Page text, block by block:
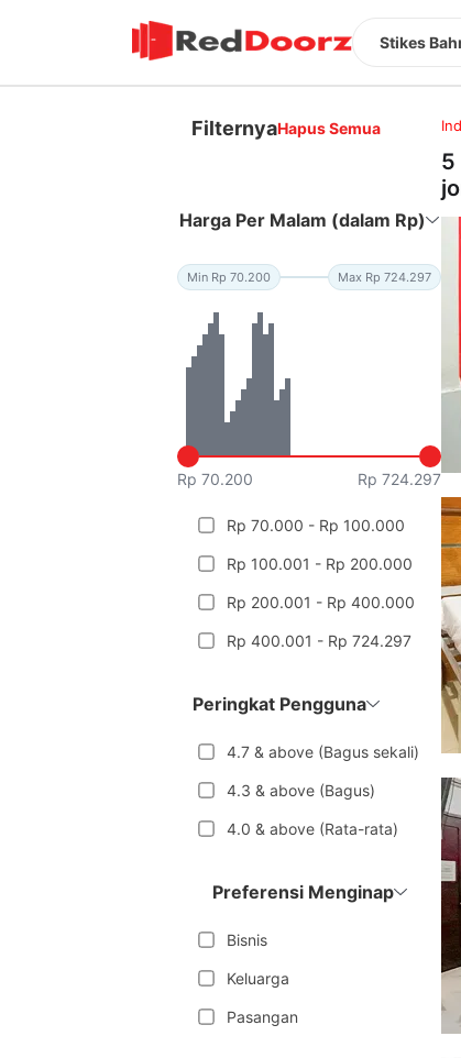
Stikes
FilternyaHapus Semua
Harga Per Malam (dalam Rp)
Min Rp 70.200 Max Rp 724.297
Rp 70.200 Rp 724.297
Rp 70.000 - Rp 100.000
Rp 100.001 - Rp 200.000
Rp 200.001 - Rp 400.000
Rp 400.001 - Rp 724.297
Peringkat Pengguna
4.7 & above (Bagus sekali)
4.3 & above (Bagus)
4.0 & above (Rata-rata)
Preferensi Menginap
Bisnis
Keluarga
Pasangan
5